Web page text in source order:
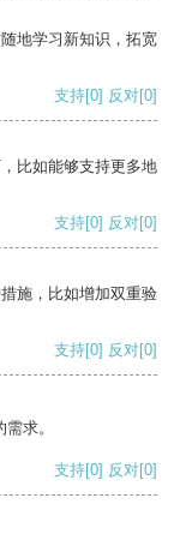
地学习新知识，拓宽
支持[0] 反对[0]
比如能够支持更多地
支持[0] 反对[0]
施，比如增加双重验
支持[0] 反对[0]
求。
支持[0] 反对[0]